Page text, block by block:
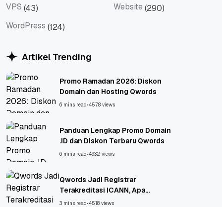
VPS (43) Website (290)
WordPress (124)
Artikel Trending
Promo Ramadan 2026: Diskon
Domain dan Hosting Qwords
6 mins read•4578 views
Panduan Lengkap Promo Domain
.ID dan Diskon Terbaru Qwords
6 mins read•4932 views
Qwords Jadi Registrar
Terakreditasi ICANN, Apa
Untungnya?
3 mins read•4518 views